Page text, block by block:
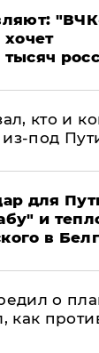
кто и
из-под
для
и
в
о